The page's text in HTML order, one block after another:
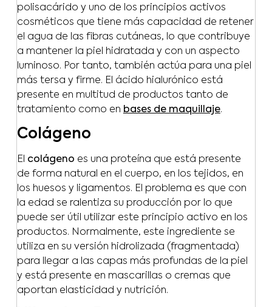
polisacárido y uno de los principios activos
cosméticos que tiene más capacidad de retener
el agua de las fibras cutáneas, lo que contribuye
a mantener la piel hidratada y con un aspecto
luminoso. Por tanto, también actúa para una piel
más tersa y firme. El ácido hialurónico está
presente en multitud de productos tanto de
tratamiento como en bases de maquillaje.
Colágeno
El colágeno es una proteína que está presente
de forma natural en el cuerpo, en los tejidos, en
los huesos y ligamentos. El problema es que con
la edad se ralentiza su producción por lo que
puede ser útil utilizar este principio activo en los
productos. Normalmente, este ingrediente se
utiliza en su versión hidrolizada (fragmentada)
para llegar a las capas más profundas de la piel
y está presente en mascarillas o cremas que
aportan elasticidad y nutrición.